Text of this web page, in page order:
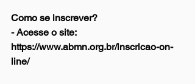
Como se inscrever?
- Acesse o site:
https://www.abmn.org.br/inscricao-on-
line/